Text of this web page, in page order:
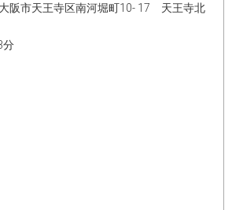
阪市天王寺区南河堀町10- 17 天王寺北
分